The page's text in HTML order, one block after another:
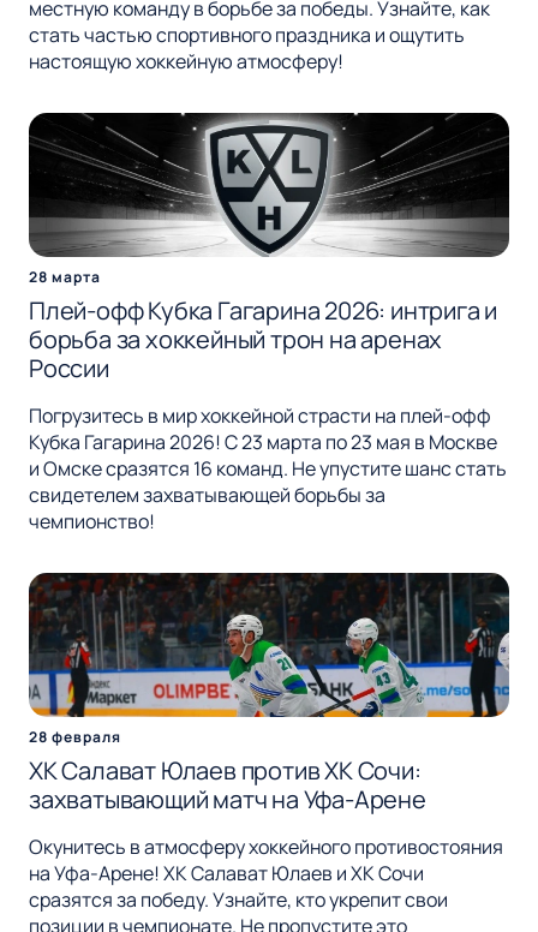
местную команду в борьбе за победы. Узнайте, как
стать частью спортивного праздника и ощутить
настоящую хоккейную атмосферу!
28 марта
Плей-офф Кубка Гагарина 2026: интрига и
борьба за хоккейный трон на аренах
России
Погрузитесь в мир хоккейной страсти на плей-офф
Кубка Гагарина 2026! С 23 марта по 23 мая в Москве
и Омске сразятся 16 команд. Не упустите шанс стать
свидетелем захватывающей борьбы за
чемпионство!
28 февраля
ХК Салават Юлаев против ХК Сочи:
захватывающий матч на Уфа-Арене
Окунитесь в атмосферу хоккейного противостояния
на Уфа-Арене! ХК Салават Юлаев и ХК Сочи
сразятся за победу. Узнайте, кто укрепит свои
позиции в чемпионате. Не пропустите это